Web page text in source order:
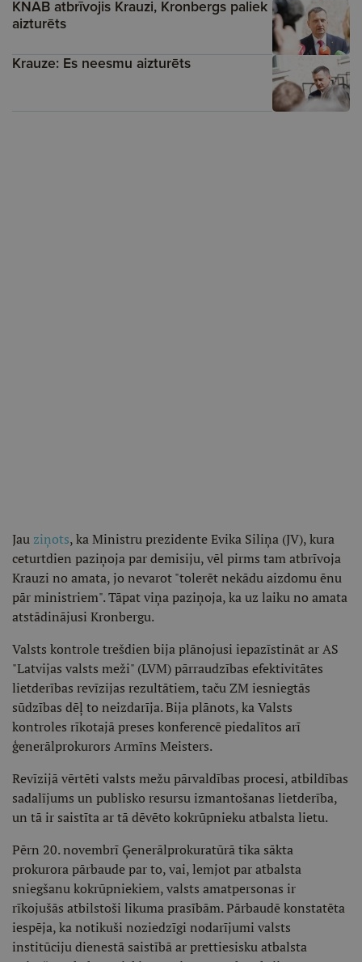
KNAB atbrīvojis Krauzi, Kronbergs paliek
aizturēts
Krauze: Es neesmu aizturēts
Jau ziņots, ka Ministru prezidente Evika Siliņa (JV), kura
ceturtdien paziņoja par demisiju, vēl pirms tam atbrīvoja
Krauzi no amata, jo nevarot "tolerēt nekādu aizdomu ēnu
pār ministriem". Tāpat viņa paziņoja, ka uz laiku no amata
atstādinājusi Kronbergu.
Valsts kontrole trešdien bija plānojusi iepazīstināt ar AS
"Latvijas valsts meži" (LVM) pārraudzības efektivitātes
lietderības revīzijas rezultātiem, taču ZM iesniegtās
sūdzības dēļ to neizdarīja. Bija plānots, ka Valsts
kontroles rīkotajā preses konferencē piedalītos arī
ģenerālprokurors Armīns Meisters.
Revīzijā vērtēti valsts mežu pārvaldības procesi, atbildības
sadalījums un publisko resursu izmantošanas lietderība,
un tā ir saistīta ar tā dēvēto kokrūpnieku atbalsta lietu.
Pērn 20. novembrī Ģenerālprokuratūrā tika sākta
prokurora pārbaude par to, vai, lemjot par atbalsta
sniegšanu kokrūpniekiem, valsts amatpersonas ir
rīkojušās atbilstoši likuma prasībām. Pārbaudē konstatēta
iespēja, ka notikuši noziedzīgi nodarījumi valsts
institūciju dienestā saistībā ar prettiesisku atbalsta